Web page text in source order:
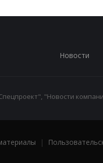
Новости
"Новости
|